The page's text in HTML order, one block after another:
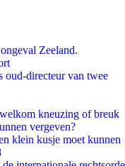
Zeeland.
oud-directeur van twee
kneuzing of breuk
vergeven?
klein kusje moet kunnen